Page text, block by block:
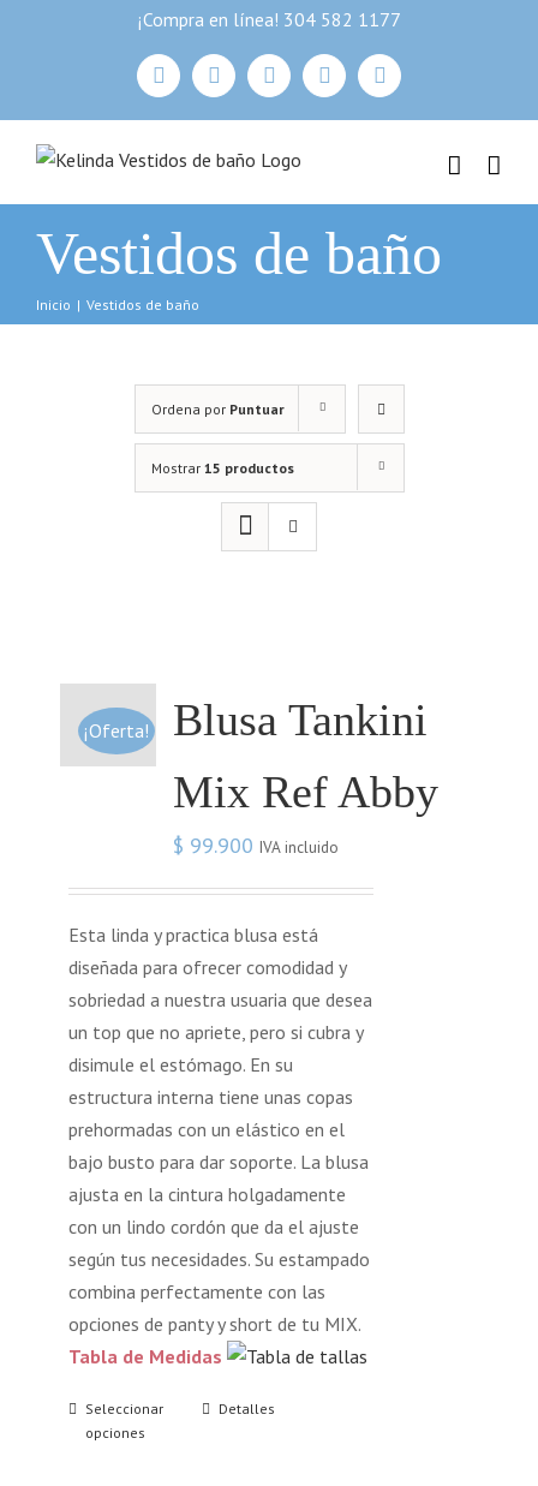
¡Compra en línea! 304 582 1177
facebookinstagramyoutubeCorreo
electrónico
whatsapp
Vestidos de baño
Inicio | Vestidos de baño
Ordena por Puntuar
Mostrar 15 productos
¡Oferta!
Blusa Tankini
Mix Ref Abby
$ 99.900 IVA incluido
Esta linda y practica blusa está
diseñada para ofrecer comodidad y
sobriedad a nuestra usuaria que desea
un top que no apriete, pero si cubra y
disimule el estómago. En su
estructura interna tiene unas copas
prehormadas con un elástico en el
bajo busto para dar soporte. La blusa
ajusta en la cintura holgadamente
con un lindo cordón que da el ajuste
según tus necesidades. Su estampado
combina perfectamente con las
opciones de panty y short de tu MIX.
Tabla de Medidas
Seleccionar
opciones
Detalles